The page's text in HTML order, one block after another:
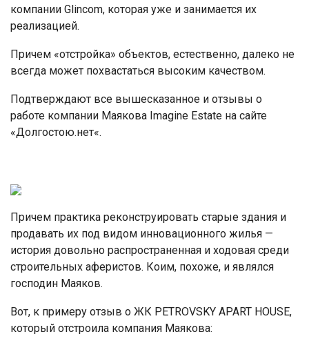
компании Glincom, которая уже и занимается их
реализацией.
Причем «отстройка» объектов, естественно, далеко не
всегда может похвастаться высоким качеством.
Подтверждают все вышесказанное и отзывы о
работе компании Маякова Imagine Estate на сайте
«Долгостою.нет«.
Причем практика реконструировать старые здания и
продавать их под видом инновационного жилья —
история довольно распространенная и ходовая среди
строительных аферистов. Коим, похоже, и являлся
господин Маяков.
Вот, к примеру отзыв о ЖК PETROVSKY APART HOUSE,
который отстроила компания Маякова: